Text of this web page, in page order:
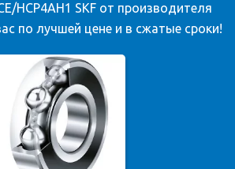
HCP4AH1 SKF от производителя
по лучшей цене и в сжатые сроки!